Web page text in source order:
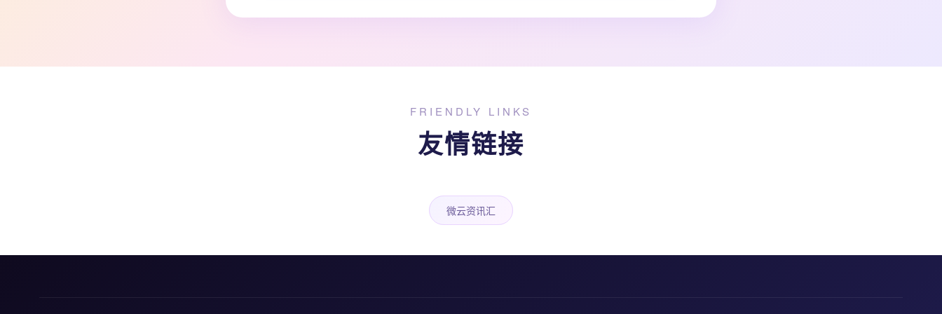
FRIENDLY LINKS
友情链接
微云资讯汇